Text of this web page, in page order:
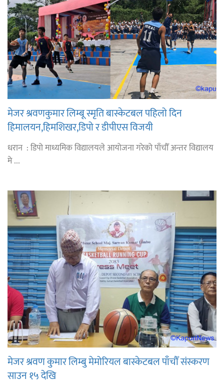
मेजर श्रवणकुमार लिम्बू स्मृति बास्केटबल पहिलो दिन
हिमालयन,हिमशिखर,डिपो र डीपीएस विजयी
धरान : डिपो माध्यमिक विद्यालयले आयोजना गरेको पाँचौँ अन्तर विद्यालय
मे ...
मेजर श्रवण कुमार लिम्बु मेमोरियल बास्केटबल पाँचौँ संस्करण
साउन १५ देखि